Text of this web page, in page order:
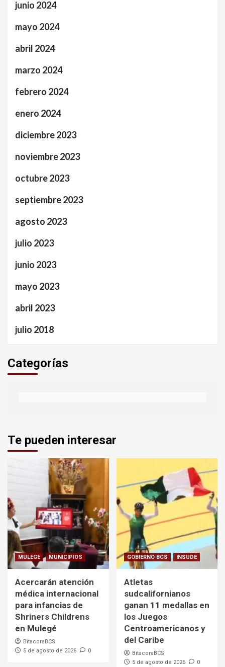
junio 2024
mayo 2024
abril 2024
marzo 2024
febrero 2024
enero 2024
diciembre 2023
noviembre 2023
octubre 2023
septiembre 2023
agosto 2023
julio 2023
junio 2023
mayo 2023
abril 2023
julio 2018
Categorías
Te pueden interesar
MULEGE MUNICIPIOS
Acercarán atención
médica internacional
para infancias de
Shriners Childrens
en Mulegé
BitacoraBCS
5 de agosto de 2026
0
GOBIERNO BCS INSUDE
Atletas
sudcalifornianos
ganan 11 medallas en
los Juegos
Centroamericanos y
del Caribe
BitacoraBCS
5 de agosto de 2026
0